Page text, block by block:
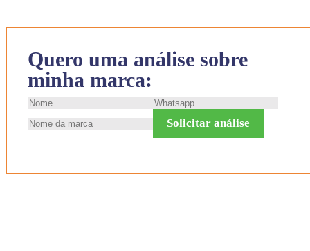
Quero uma análise sobre
minha marca:
Solicitar análise